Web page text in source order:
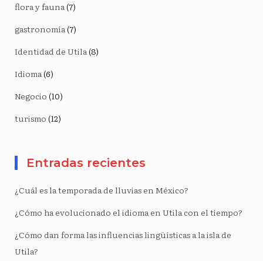
flora y fauna(7)
gastronomía(7)
Identidad de Utila(8)
Idioma(6)
Negocio (10)
turismo (12)
Entradas recientes
¿Cuál es la temporada de lluvias en México?
¿Cómo ha evolucionado el idioma en Utila con el tiempo?
¿Cómo dan forma las influencias lingüísticas a la isla de
Utila?